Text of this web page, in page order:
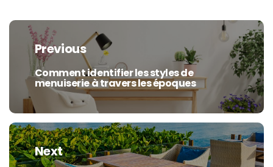
Navigation
de
l’article
Previous
Previous
post:
Comment identifier les styles de
menuiserie à travers les époques
Next